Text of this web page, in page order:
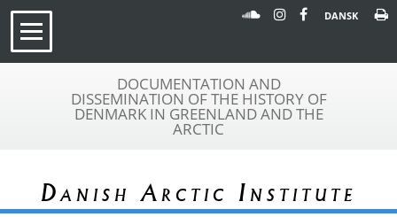
DANSK
DOCUMENTATION AND
DISSEMINATION OF THE HISTORY OF
DENMARK IN GREENLAND AND THE
ARCTIC
Danish Arctic Institute